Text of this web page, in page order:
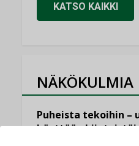
KATSO KAIKKI
NÄKÖKULMIA
Puheista tekoihin –
käyttöön